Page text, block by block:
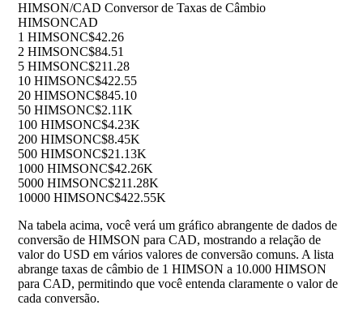
HIMSON/CAD Conversor de Taxas de Câmbio
HIMSONCAD
1 HIMSONC$42.26
2 HIMSONC$84.51
5 HIMSONC$211.28
10 HIMSONC$422.55
20 HIMSONC$845.10
50 HIMSONC$2.11K
100 HIMSONC$4.23K
200 HIMSONC$8.45K
500 HIMSONC$21.13K
1000 HIMSONC$42.26K
5000 HIMSONC$211.28K
10000 HIMSONC$422.55K
Na tabela acima, você verá um gráfico abrangente de dados de
conversão de HIMSON para CAD, mostrando a relação de
valor do USD em vários valores de conversão comuns. A lista
abrange taxas de câmbio de 1 HIMSON a 10.000 HIMSON
para CAD, permitindo que você entenda claramente o valor de
cada conversão.